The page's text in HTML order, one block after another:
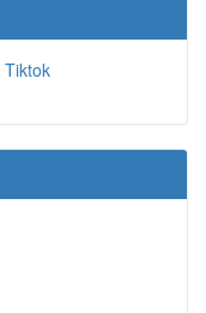
Tiktok